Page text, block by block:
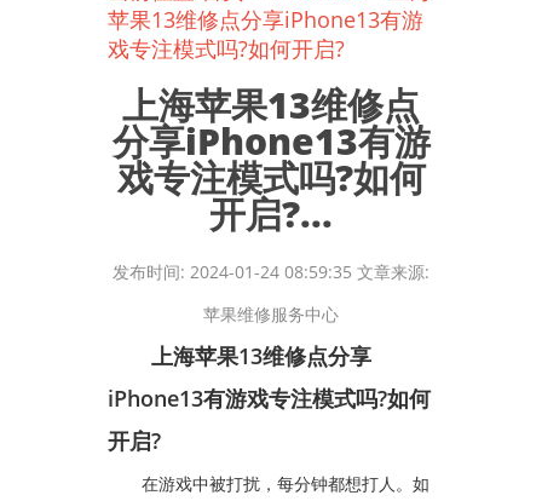
苹果13维修点分享iPhone13有游
戏专注模式吗?如何开启?
上海苹果13维修点
分享iPhone13有游
戏专注模式吗?如何
开启?...
发布时间: 2024-01-24 08:59:35 文章来源:
苹果维修服务中心
上海苹果13维修点分享
iPhone13有游戏专注模式吗?如何
开启?
在游戏中被打扰，每分钟都想打人。如